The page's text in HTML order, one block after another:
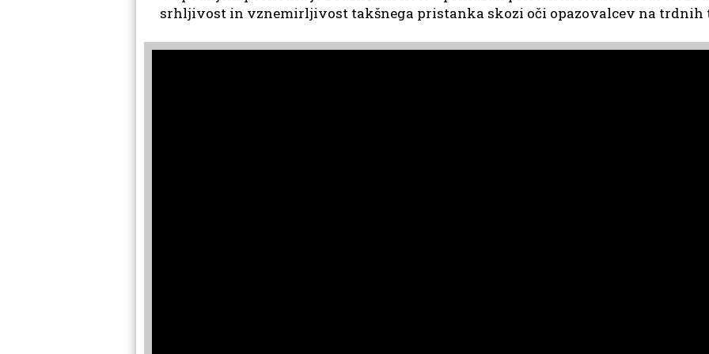
srhljivost in vznemirljivost takšnega pristanka skozi oči opazovalcev na trdnih